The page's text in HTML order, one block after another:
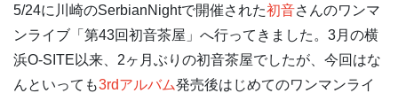
5/24に川崎のSerbianNightで開催された初音さんのワンマ
ンライブ「第43回初音茶屋」へ行ってきました。3月の横
浜O-SITE以来、2ヶ月ぶりの初音茶屋でしたが、今回はな
んといっても3rdアルバム発売後はじめてのワンマンライ